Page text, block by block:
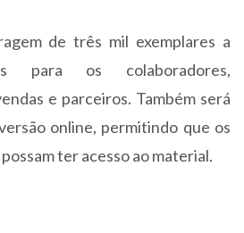
de três mil exemplares a
para os colaboradores,
e parceiros. Também será
online, permitindo que os
ter acesso ao material.